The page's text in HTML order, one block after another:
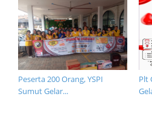
Plt
Peserta 200 Orang, YSPI
Sumut Gelar...